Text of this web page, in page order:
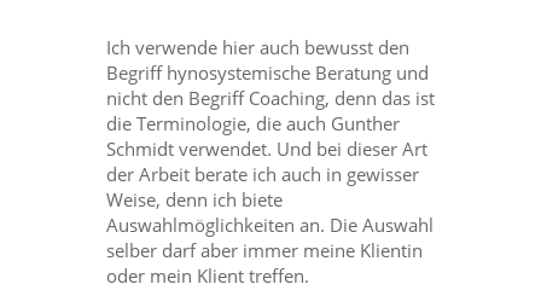
Ich verwende hier auch bewusst den
Begriff hynosystemische Beratung und
nicht den Begriff Coaching, denn das ist
die Terminologie, die auch Gunther
Schmidt verwendet. Und bei dieser Art
der Arbeit berate ich auch in gewisser
Weise, denn ich biete
Auswahlmöglichkeiten an. Die Auswahl
selber darf aber immer meine Klientin
oder mein Klient treffen.